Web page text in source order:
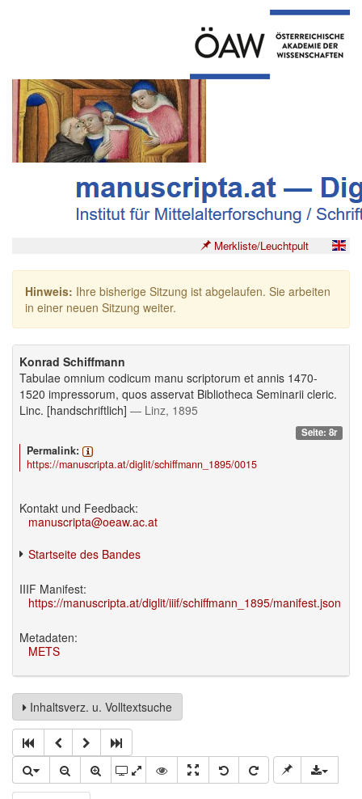
Merkliste/Leuchtpult
Hinweis: Ihre bisherige Sitzung ist abgelaufen. Sie arbeiten
in einer neuen Sitzung weiter.
Konrad Schiffmann
Tabulae omnium codicum manu scriptorum et annis 1470-
1520 impressorum, quos asservat Bibliotheca Seminarii cleric.
Linc. [handschriftlich] — Linz, 1895
Seite: 8r
Permalink:
https://manuscripta.at/diglit/schiffmann_1895/0015
Kontakt und Feedback:
manuscripta@oeaw.ac.at
Startseite des Bandes
IIIF Manifest:
https://manuscripta.at/diglit/iiif/schiffmann_1895/manifest.json
Metadaten:
METS
Inhaltsverz. u. Volltextsuche